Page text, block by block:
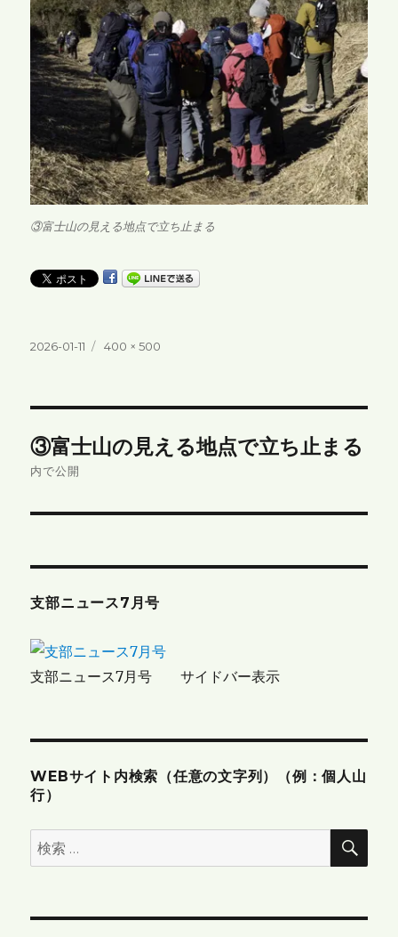
③富士山の見える地点で立ち止まる
投
2026-01-11
フ
400 × 500
稿
ゲ
ー
シ
ョ
③富士山の見える地点で立ち止まる
内で公開
支部ニュース7月号
支部ニュース7月号 サイドバー表示
WEBサイト内検索（任意の文字列）（例：個人山
行）
検
索:
検